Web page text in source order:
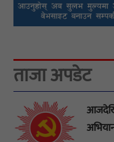
ताजा अपडेट